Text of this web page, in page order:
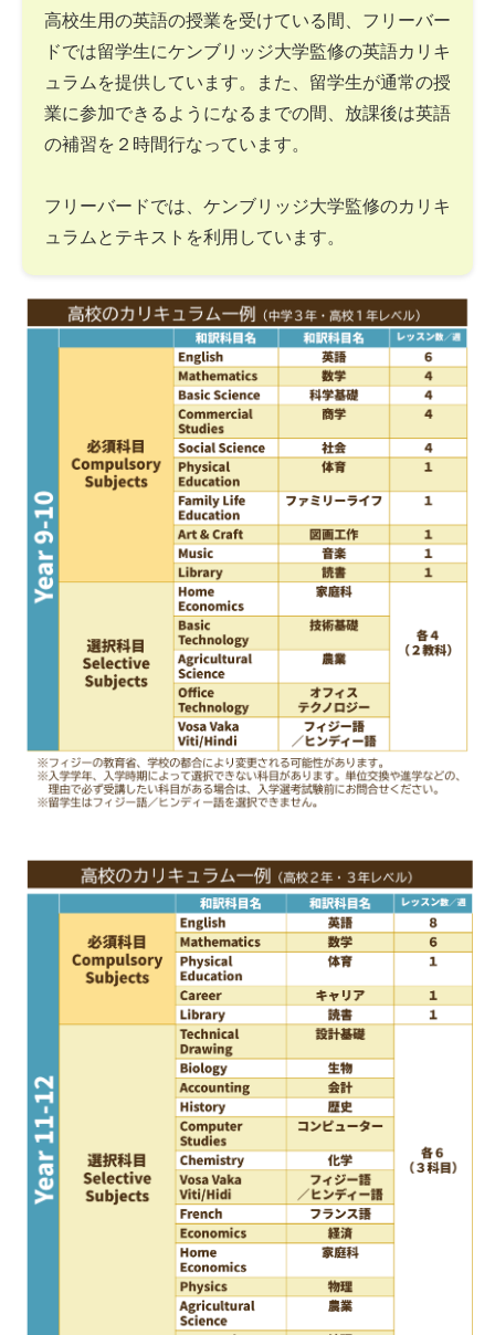
高校生用の英語の授業を受けている間、フリーバー
ドでは留学生にケンブリッジ大学監修の英語カリキ
ュラムを提供しています。また、留学生が通常の授
業に参加できるようになるまでの間、放課後は英語
の補習を２時間行なっています。
フリーバードでは、ケンブリッジ大学監修のカリキ
ュラムとテキストを利用しています。